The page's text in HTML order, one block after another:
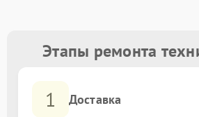
Этапы ремонта
1 Доставка